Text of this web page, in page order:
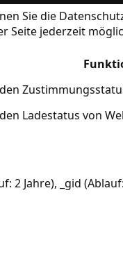
Sie die
Seite jederzeit
Ladestatus von
2 Jahre), _gid